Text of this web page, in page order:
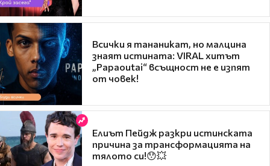
Всички я тананикат, но малцина
знаят истината: VIRAL хитът
„Papaoutai“ всъщност не е изпят
от човек!
Елиът Пейдж разкри истинската
причина за трансформацията на
тялото си!😯💥